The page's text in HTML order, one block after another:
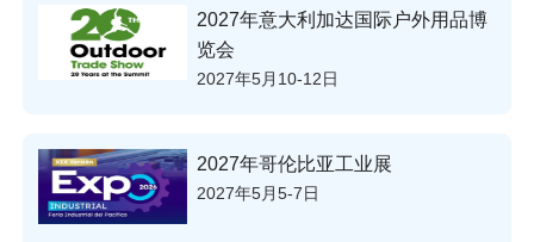
2027年意大利加达国际户外用品博
览会
2027年5月10-12日
2027年哥伦比亚工业展
2027年5月5-7日